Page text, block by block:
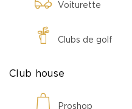
Voiturette
Clubs de golf
Club house
Proshop